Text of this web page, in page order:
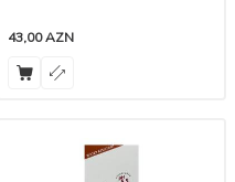
43,00AZN